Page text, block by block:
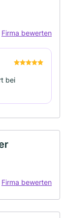
Firma bewerten
bei
Firma bewerten